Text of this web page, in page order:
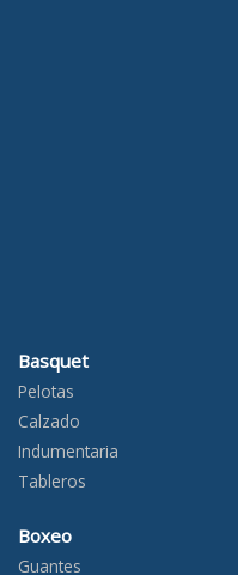
Basquet
Pelotas
Calzado
Indumentaria
Tableros
Boxeo
Guantes